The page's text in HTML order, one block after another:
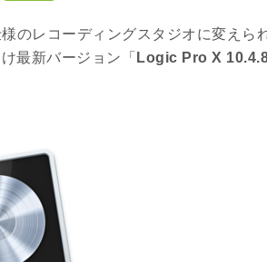
のレコーディングスタジオに変えら
最新バージョン「 Logic Pro X